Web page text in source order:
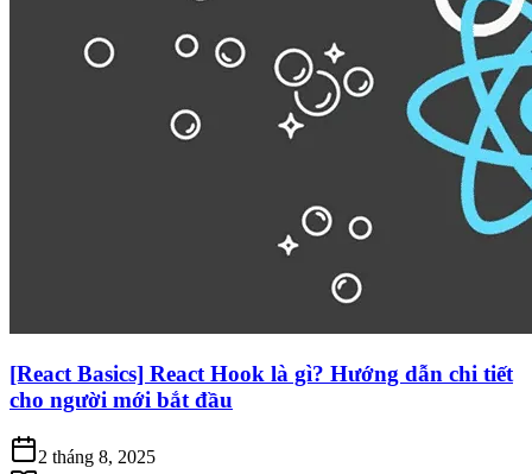
[React Basics] React Hook là gì? Hướng dẫn chi tiết
cho người mới bắt đầu
2 tháng 8, 2025